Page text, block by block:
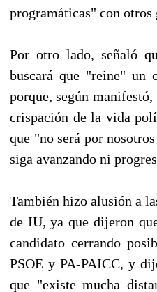
programáticas" con otros
Por otro lado, señaló
buscará que "reine" un
porque, según
crispación de la vida
que "no será por
siga avanzando ni
También hizo alusión a
de IU, ya que dijeron
candidato cerrando
PSOE y PA-PAICC, y
que "existe mucha